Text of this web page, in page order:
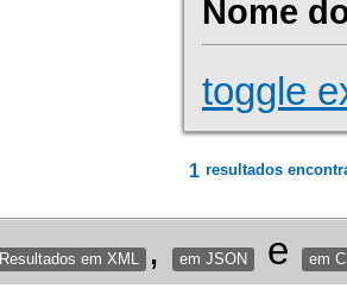
Nome
toggle
1 resultados
Resultados em XML , em JSON e em